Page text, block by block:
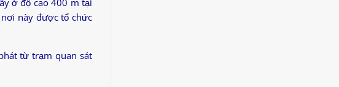
ở độ cao 400 m tại
này được tổ chức
từ trạm quan sát